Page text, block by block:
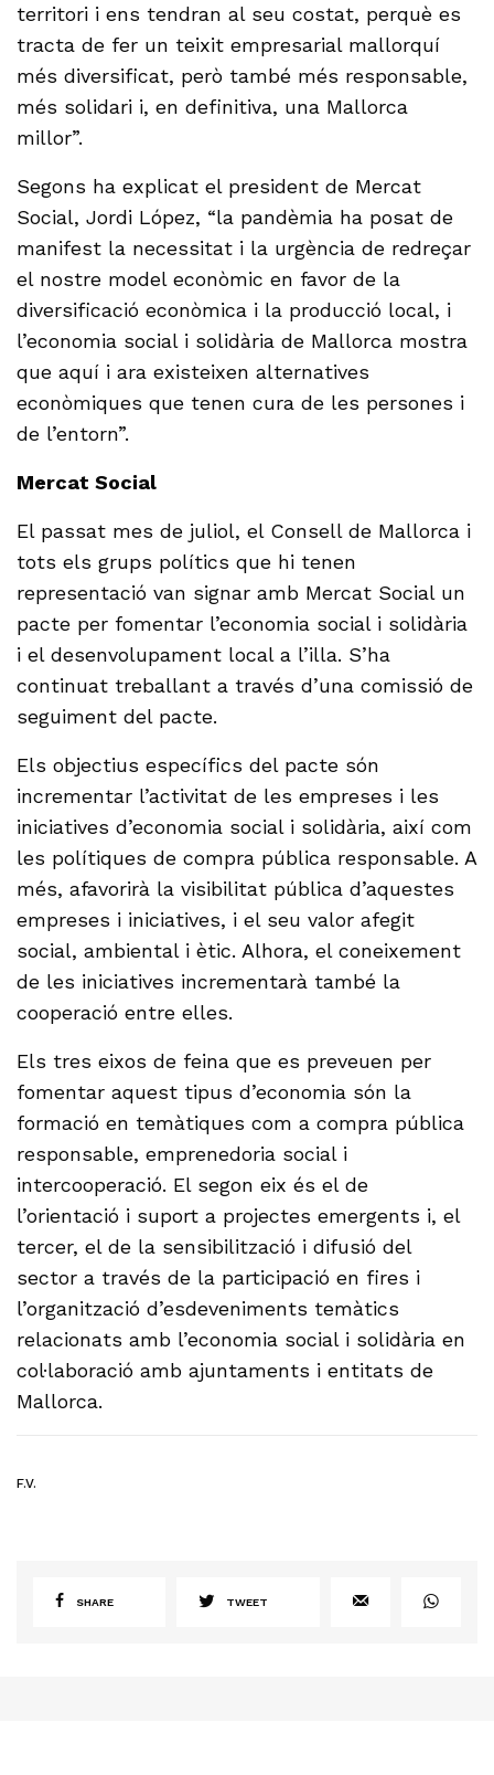
territori i ens tendran al seu costat, perquè es
tracta de fer un teixit empresarial mallorquí
més diversificat, però també més responsable,
més solidari i, en definitiva, una Mallorca
millor”.
Segons ha explicat el president de Mercat
Social, Jordi López, “la pandèmia ha posat de
manifest la necessitat i la urgència de redreçar
el nostre model econòmic en favor de la
diversificació econòmica i la producció local, i
l’economia social i solidària de Mallorca mostra
que aquí i ara existeixen alternatives
econòmiques que tenen cura de les persones i
de l’entorn”.
Mercat Social
El passat mes de juliol, el Consell de Mallorca i
tots els grups polítics que hi tenen
representació van signar amb Mercat Social un
pacte per fomentar l’economia social i solidària
i el desenvolupament local a l’illa. S’ha
continuat treballant a través d’una comissió de
seguiment del pacte.
Els objectius específics del pacte són
incrementar l’activitat de les empreses i les
iniciatives d’economia social i solidària, així com
les polítiques de compra pública responsable. A
més, afavorirà la visibilitat pública d’aquestes
empreses i iniciatives, i el seu valor afegit
social, ambiental i ètic. Alhora, el coneixement
de les iniciatives incrementarà també la
cooperació entre elles.
Els tres eixos de feina que es preveuen per
fomentar aquest tipus d’economia són la
formació en temàtiques com a compra pública
responsable, emprenedoria social i
intercooperació. El segon eix és el de
l’orientació i suport a projectes emergents i, el
tercer, el de la sensibilització i difusió del
sector a través de la participació en fires i
l’organització d’esdeveniments temàtics
relacionats amb l’economia social i solidària en
col·laboració amb ajuntaments i entitats de
Mallorca.
F.V.
SHARE TWEET